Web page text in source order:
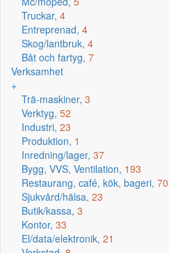
Truckar, 4
Entreprenad, 4
Skog/lantbruk, 4
Båt och fartyg, 7
Verksamhet
+
Trä-maskiner, 3
Verktyg, 52
Industri, 23
Produktion, 1
Inredning/lager, 37
Bygg, VVS, Ventilation, 193
Restaurang, café, kök, bageri, 70
Sjukvård/hälsa, 23
Butik/kassa, 3
Kontor, 33
El/data/elektronik, 21